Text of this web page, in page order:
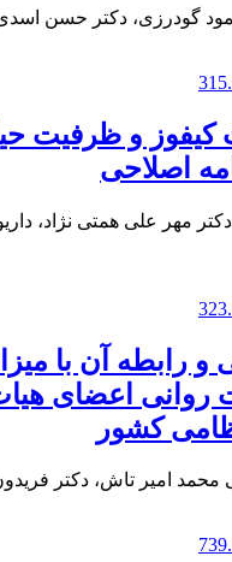
گودرزی، دکتر حسن
کیفوز و ظرفیت
اصلاحی
مهر علی همتی نژاد،
و رابطه آن با
روانی اعضای
کشور
محمد امیر تاش، دکتر